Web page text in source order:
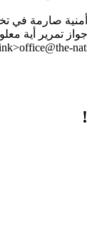
صارمة في
تمرير أية